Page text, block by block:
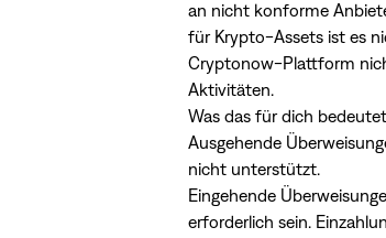
an nicht konforme
für Krypto-Assets ist es
Cryptonow-Plattform
Aktivitäten.
Was das für dich bedeutet
Ausgehende
nicht unterstützt.
Eingehende
erforderlich sein.